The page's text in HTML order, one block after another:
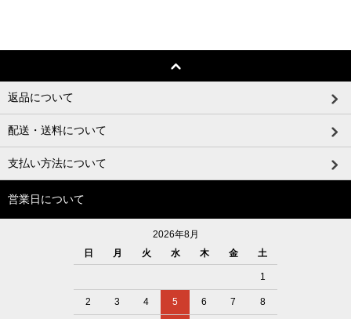
返品について
配送・送料について
支払い方法について
営業日について
2026年8月
日
月 火 水 木 金 土
1
2 3 4 5 6 7 8